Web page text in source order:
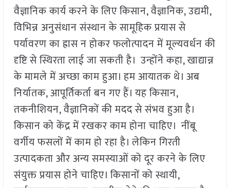
वैज्ञानिक कार्य करने के लिए किसान, वैज्ञानिक, उद्यमी,
विभिन्न अनुसंधान संस्थान के सामूहिक प्रयास से
पर्यावरण का ह्रास न होकर फलोत्पादन में मूल्यवर्धन की
दृष्टि से स्थिरता लाई जा सकती है। उन्होंने कहा, खाद्यान्न
के मामले में अच्छा काम हुआ। हम आयातक थे। अब
निर्यातक, आपूर्तिकर्ता बन गए हैं। यह किसान,
तकनीशियन, वैज्ञानिकों की मदद से संभव हुआ है।
किसान को केंद्र में रखकर काम होना चाहिए। नींबू
वर्गीय फसलों में काम हो रहा है। लेकिन गिरती
उत्पादकता और अन्य समस्याओं को दूर करने के लिए
संयुक्त प्रयास होने चाहिए। किसानों को स्थायी,